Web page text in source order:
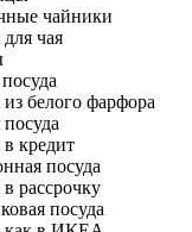
чайники
чая
белого фарфора
кредит
посуда
рассрочку
посуда